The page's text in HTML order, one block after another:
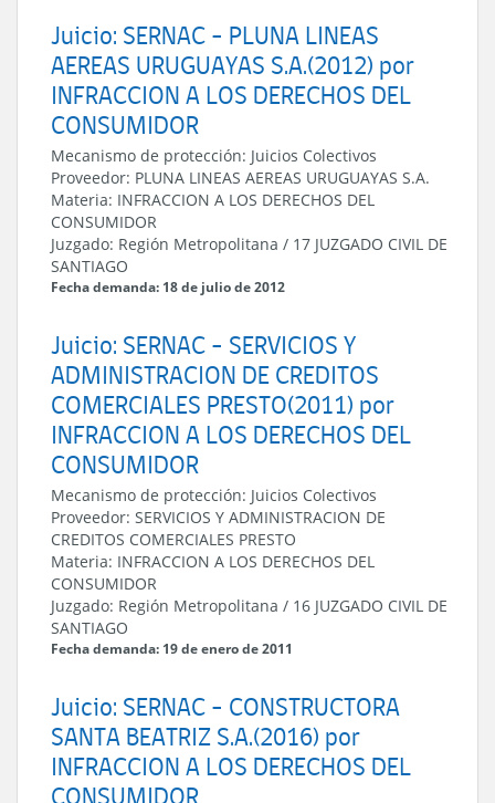
Juicio: SERNAC - PLUNA LINEAS
AEREAS URUGUAYAS S.A.(2012) por
INFRACCION A LOS DERECHOS DEL
CONSUMIDOR
Mecanismo de protección: Juicios Colectivos
Proveedor: PLUNA LINEAS AEREAS URUGUAYAS S.A.
Materia: INFRACCION A LOS DERECHOS DEL
CONSUMIDOR
Juzgado: Región Metropolitana / 17 JUZGADO CIVIL DE
SANTIAGO
Fecha demanda: 18 de julio de 2012
Juicio: SERNAC - SERVICIOS Y
ADMINISTRACION DE CREDITOS
COMERCIALES PRESTO(2011) por
INFRACCION A LOS DERECHOS DEL
CONSUMIDOR
Mecanismo de protección: Juicios Colectivos
Proveedor: SERVICIOS Y ADMINISTRACION DE
CREDITOS COMERCIALES PRESTO
Materia: INFRACCION A LOS DERECHOS DEL
CONSUMIDOR
Juzgado: Región Metropolitana / 16 JUZGADO CIVIL DE
SANTIAGO
Fecha demanda: 19 de enero de 2011
Juicio: SERNAC - CONSTRUCTORA
SANTA BEATRIZ S.A.(2016) por
INFRACCION A LOS DERECHOS DEL
CONSUMIDOR